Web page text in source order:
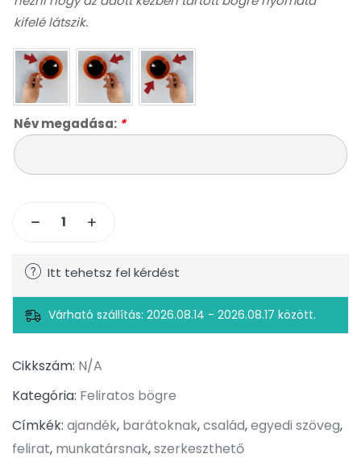
kifelé látszik.
Név megadása: *
Itt tehetsz fel kérdést
Várható szállítás: 2026.08.14 - 2026.08.17 között.
Cikkszám: N/A
Kategória: Feliratos bögre
Címkék: ajandék, barátoknak,család,egyedi szöveg,
felirat, munkatársnak,szerkeszthető